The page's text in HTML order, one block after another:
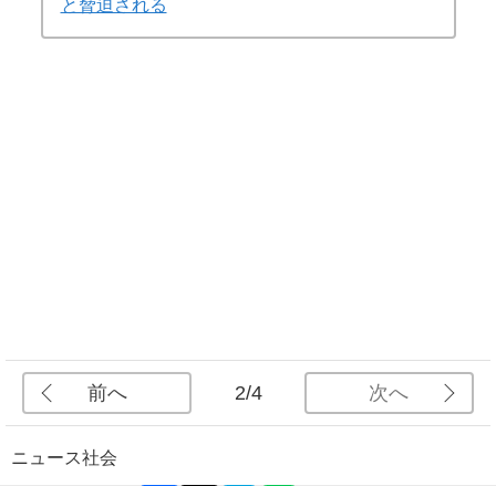
と脅迫される
前へ 2/4 次へ
ニュース社会